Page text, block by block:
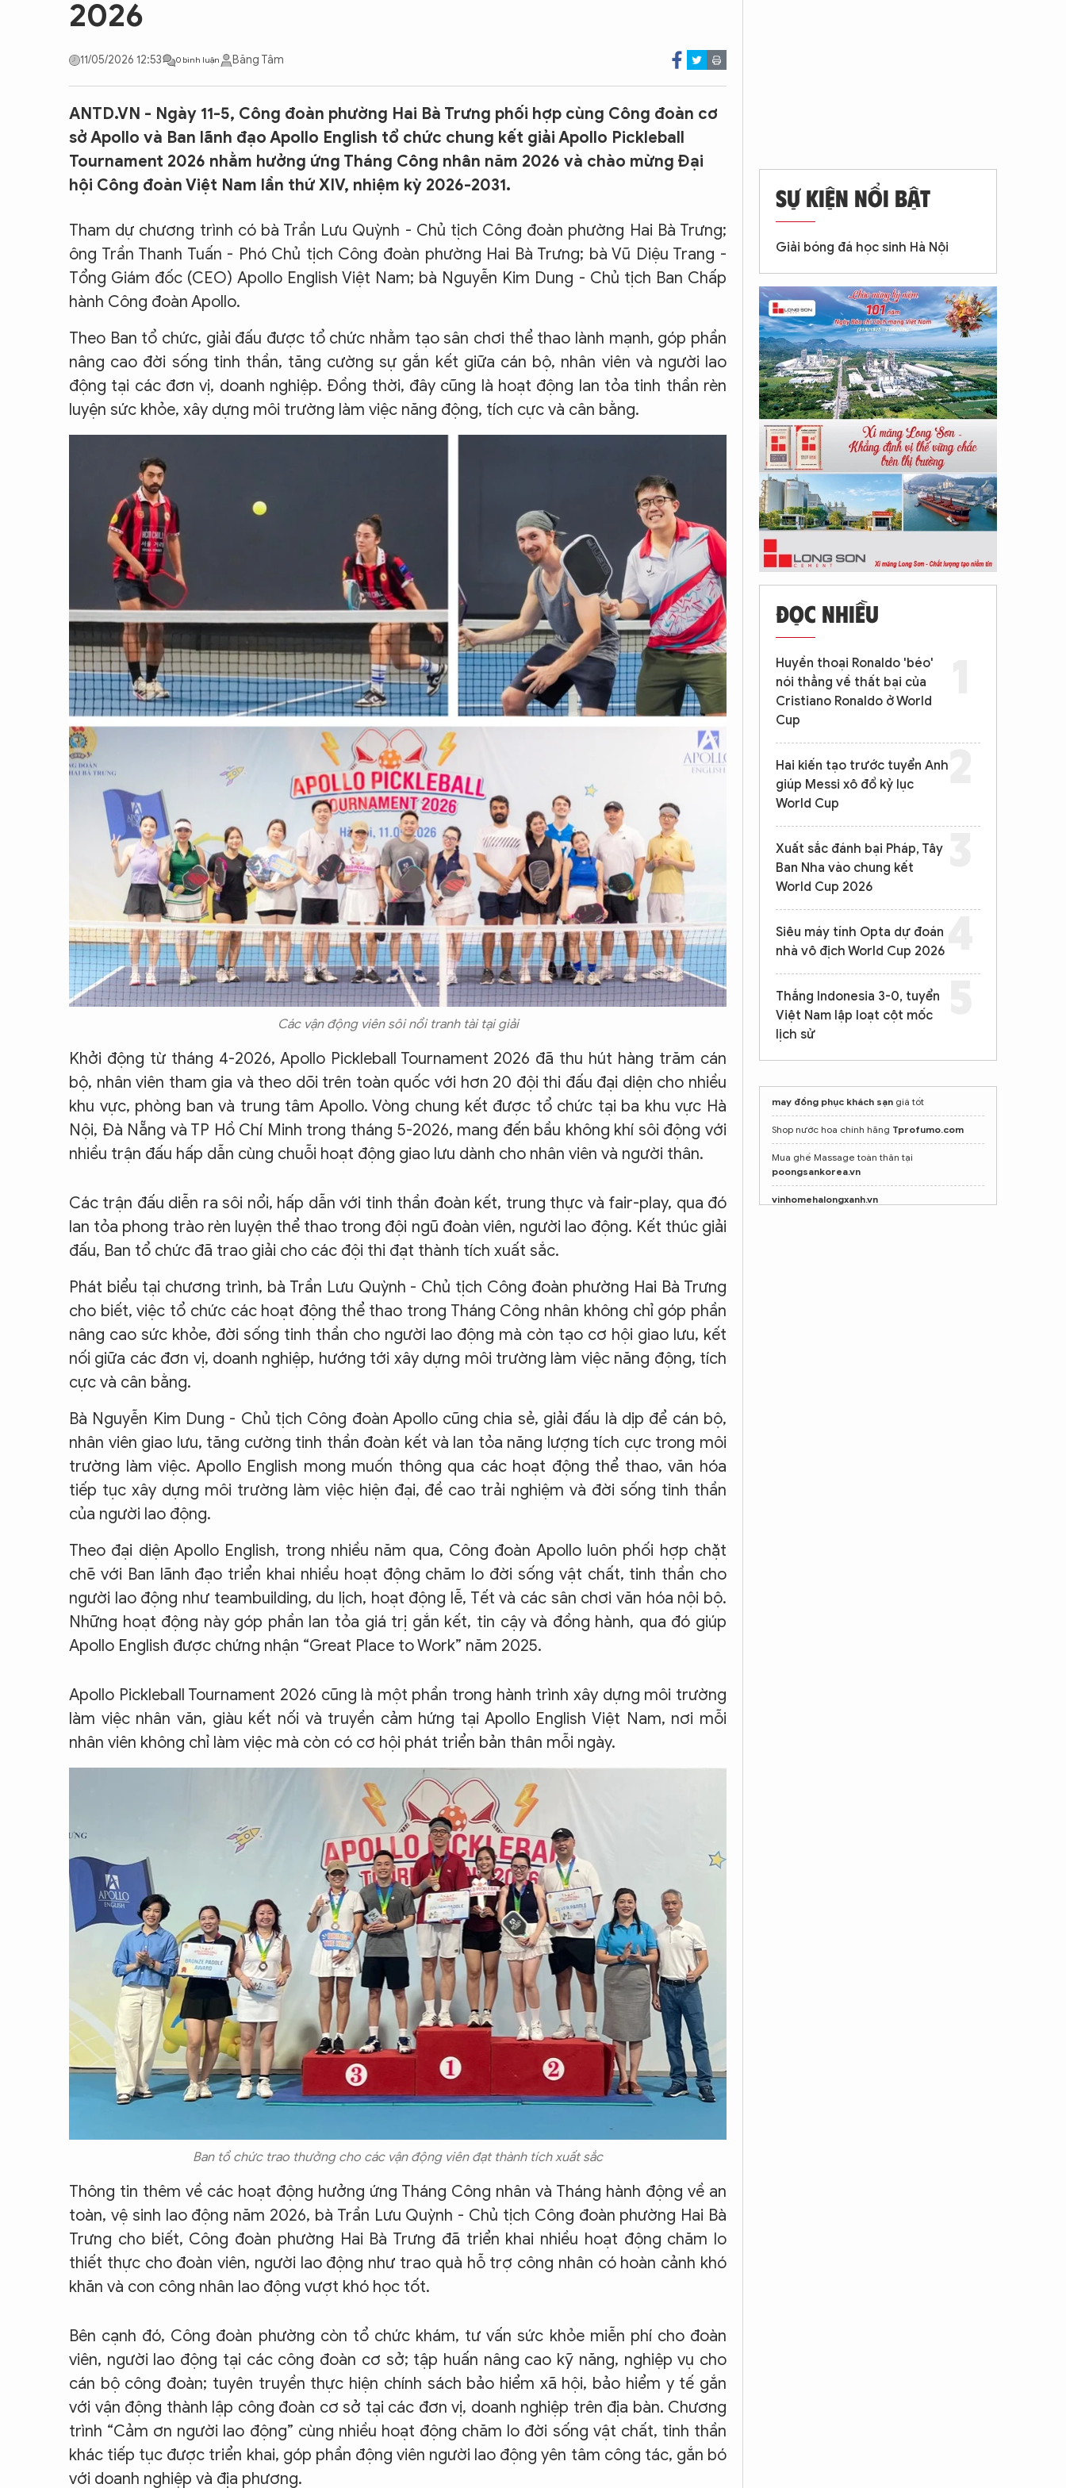
CON ĐƯỜNG KHỞI NGHIỆP
2026
11/05/2026 12:53 0 bình luận Băng Tâm
ANTD.VN - Ngày 11-5, Công đoàn phường Hai Bà Trưng phối hợp cùng Công đoàn cơ
sở Apollo và Ban lãnh đạo Apollo English tổ chức chung kết giải Apollo Pickleball
Tournament 2026 nhằm hưởng ứng Tháng Công nhân năm 2026 và chào mừng Đại
hội Công đoàn Việt Nam lần thứ XIV, nhiệm kỳ 2026-2031.
Tham dự chương trình có bà Trần Lưu Quỳnh - Chủ tịch Công đoàn phường Hai Bà Trưng;
ông Trần Thanh Tuấn - Phó Chủ tịch Công đoàn phường Hai Bà Trưng; bà Vũ Diệu Trang -
Tổng Giám đốc (CEO) Apollo English Việt Nam; bà Nguyễn Kim Dung - Chủ tịch Ban Chấp
hành Công đoàn Apollo.
Theo Ban tổ chức, giải đấu được tổ chức nhằm tạo sân chơi thể thao lành mạnh, góp phần
nâng cao đời sống tinh thần, tăng cường sự gắn kết giữa cán bộ, nhân viên và người lao
động tại các đơn vị, doanh nghiệp. Đồng thời, đây cũng là hoạt động lan tỏa tinh thần rèn
luyện sức khỏe, xây dựng môi trường làm việc năng động, tích cực và cân bằng.
Các vận động viên sôi nổi tranh tài tại giải
Khởi động từ tháng 4-2026, Apollo Pickleball Tournament 2026 đã thu hút hàng trăm cán
bộ, nhân viên tham gia và theo dõi trên toàn quốc với hơn 20 đội thi đấu đại diện cho nhiều
khu vực, phòng ban và trung tâm Apollo. Vòng chung kết được tổ chức tại ba khu vực Hà
Nội, Đà Nẵng và TP Hồ Chí Minh trong tháng 5-2026, mang đến bầu không khí sôi động với
nhiều trận đấu hấp dẫn cùng chuỗi hoạt động giao lưu dành cho nhân viên và người thân.
Các trận đấu diễn ra sôi nổi, hấp dẫn với tinh thần đoàn kết, trung thực và fair-play, qua đó
lan tỏa phong trào rèn luyện thể thao trong đội ngũ đoàn viên, người lao động. Kết thúc giải
đấu, Ban tổ chức đã trao giải cho các đội thi đạt thành tích xuất sắc.
Phát biểu tại chương trình, bà Trần Lưu Quỳnh - Chủ tịch Công đoàn phường Hai Bà Trưng
cho biết, việc tổ chức các hoạt động thể thao trong Tháng Công nhân không chỉ góp phần
nâng cao sức khỏe, đời sống tinh thần cho người lao động mà còn tạo cơ hội giao lưu, kết
nối giữa các đơn vị, doanh nghiệp, hướng tới xây dựng môi trường làm việc năng động, tích
cực và cân bằng.
Bà Nguyễn Kim Dung - Chủ tịch Công đoàn Apollo cũng chia sẻ, giải đấu là dịp để cán bộ,
nhân viên giao lưu, tăng cường tinh thần đoàn kết và lan tỏa năng lượng tích cực trong môi
trường làm việc. Apollo English mong muốn thông qua các hoạt động thể thao, văn hóa
tiếp tục xây dựng môi trường làm việc hiện đại, đề cao trải nghiệm và đời sống tinh thần
của người lao động.
Theo đại diện Apollo English, trong nhiều năm qua, Công đoàn Apollo luôn phối hợp chặt
chẽ với Ban lãnh đạo triển khai nhiều hoạt động chăm lo đời sống vật chất, tinh thần cho
người lao động như teambuilding, du lịch, hoạt động lễ, Tết và các sân chơi văn hóa nội bộ.
Những hoạt động này góp phần lan tỏa giá trị gắn kết, tin cậy và đồng hành, qua đó giúp
Apollo English được chứng nhận “Great Place to Work” năm 2025.
Apollo Pickleball Tournament 2026 cũng là một phần trong hành trình xây dựng môi trường
làm việc nhân văn, giàu kết nối và truyền cảm hứng tại Apollo English Việt Nam, nơi mỗi
nhân viên không chỉ làm việc mà còn có cơ hội phát triển bản thân mỗi ngày.
Ban tổ chức trao thưởng cho các vận động viên đạt thành tích xuất sắc
Thông tin thêm về các hoạt động hưởng ứng Tháng Công nhân và Tháng hành động về an
toàn, vệ sinh lao động năm 2026, bà Trần Lưu Quỳnh - Chủ tịch Công đoàn phường Hai Bà
Trưng cho biết, Công đoàn phường Hai Bà Trưng đã triển khai nhiều hoạt động chăm lo
thiết thực cho đoàn viên, người lao động như trao quà hỗ trợ công nhân có hoàn cảnh khó
khăn và con công nhân lao động vượt khó học tốt.
Bên cạnh đó, Công đoàn phường còn tổ chức khám, tư vấn sức khỏe miễn phí cho đoàn
viên, người lao động tại các công đoàn cơ sở; tập huấn nâng cao kỹ năng, nghiệp vụ cho
cán bộ công đoàn; tuyên truyền thực hiện chính sách bảo hiểm xã hội, bảo hiểm y tế gắn
với vận động thành lập công đoàn cơ sở tại các đơn vị, doanh nghiệp trên địa bàn. Chương
trình “Cảm ơn người lao động” cùng nhiều hoạt động chăm lo đời sống vật chất, tinh thần
khác tiếp tục được triển khai, góp phần động viên người lao động yên tâm công tác, gắn bó
với doanh nghiệp và địa phương.
SỰ KIỆN NỔI BẬT
Giải bóng đá học sinh Hà Nội
ĐỌC NHIỀU
Huyền thoại Ronaldo 'béo'
nói thẳng về thất bại của
Cristiano Ronaldo ở World
Cup
Hai kiến tạo trước tuyển Anh
giúp Messi xô đổ kỷ lục
World Cup
Xuất sắc đánh bại Pháp, Tây
Ban Nha vào chung kết
World Cup 2026
Siêu máy tính Opta dự đoán
nhà vô địch World Cup 2026
Thắng Indonesia 3-0, tuyển
Việt Nam lập loạt cột mốc
lịch sử
may đồng phục khách sạn giá tốt
Shop nước hoa chính hãng Tprofumo.com
Mua ghế Massage toàn thân tại
poongsankorea.vn
vinhomehalongxanh.vn